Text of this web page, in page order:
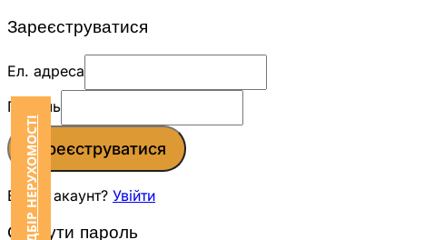
Зареєструватися
Ел. адреса
Пароль
Зареєструватися
Вже є акаунт? Увійти
Скинути пароль